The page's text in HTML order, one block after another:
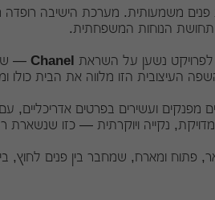
משמעותית. מערכת הישיבה רופדה
תחושת הנוחות המשפחתית.
לפרויקט נשען על השראת Chanel
—
העיצובית הזו מלווה את הבית כולו
מפנקים ועשירים בפרטים אדריכליים,
נקייה ויוקרתית — כזו שנשארת
פתוח ומארח, שמחבר בין פנים לחוץ, בין